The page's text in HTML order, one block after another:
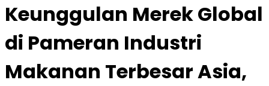
Keunggulan Merek Global
di Pameran Industri
Makanan Terbesar Asia,